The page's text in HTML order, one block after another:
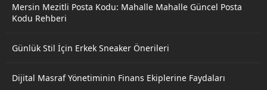
Mersin Mezitli Posta Kodu: Mahalle Mahalle Güncel Posta
Kodu Rehberi
Günlük Stil İçin Erkek Sneaker Önerileri
Dijital Masraf Yönetiminin Finans Ekiplerine Faydaları